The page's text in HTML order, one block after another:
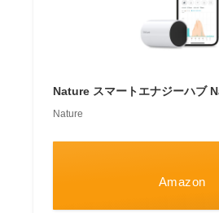
Nature スマートエナジーハブ
Nature
Amazon